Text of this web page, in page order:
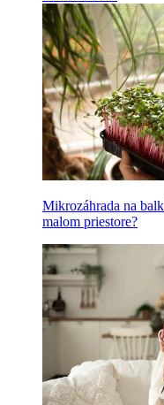
Mikrozáhrada na
malom priestore?